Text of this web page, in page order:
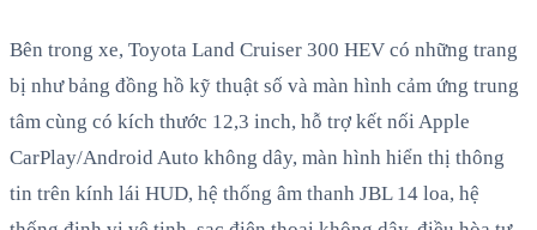
Bên trong xe, Toyota Land Cruiser 300 HEV có những trang
bị như bảng đồng hồ kỹ thuật số và màn hình cảm ứng trung
tâm cùng có kích thước 12,3 inch, hỗ trợ kết nối Apple
CarPlay/Android Auto không dây, màn hình hiển thị thông
tin trên kính lái HUD, hệ thống âm thanh JBL 14 loa, hệ